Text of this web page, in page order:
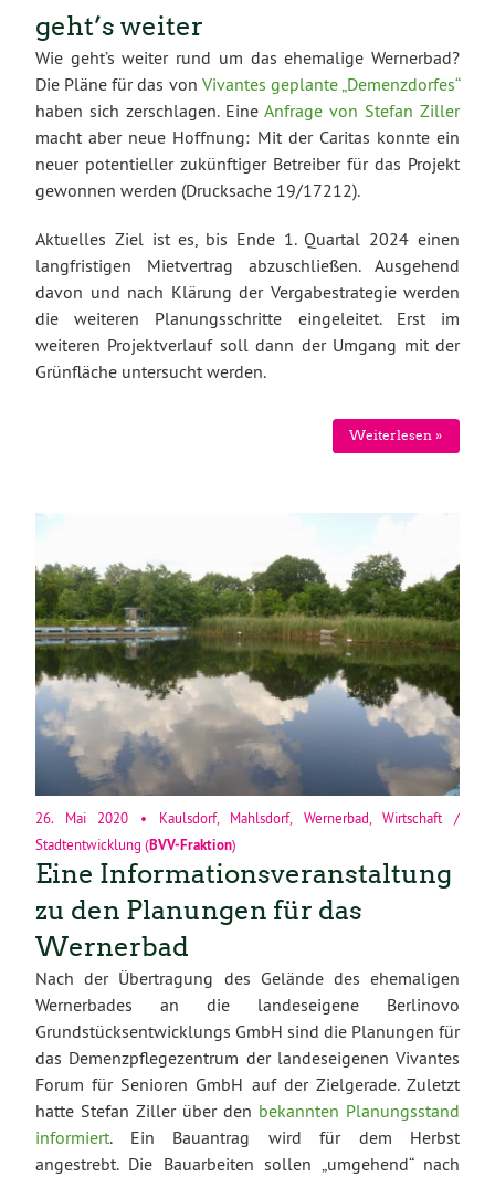
geht’s weiter
Wie geht’s weiter rund um das ehemalige Wernerbad?
Die Pläne für das von Vivantes geplante „Demenzdorfes“
haben sich zerschlagen. Eine Anfrage von Stefan Ziller
macht aber neue Hoffnung: Mit der Caritas konnte ein
neuer potentieller zukünftiger Betreiber für das Projekt
gewonnen werden (Drucksache 19/17212).
Aktuelles Ziel ist es, bis Ende 1. Quartal 2024 einen
langfristigen Mietvertrag abzuschließen. Ausgehend
davon und nach Klärung der Vergabestrategie werden
die weiteren Planungsschritte eingeleitet. Erst im
weiteren Projektverlauf soll dann der Umgang mit der
Grünfläche untersucht werden.
Weiterlesen »
26. Mai 2020 • Kaulsdorf, Mahlsdorf, Wernerbad ,Wirtschaft /
Stadtentwicklung (BVV-Fraktion)
Eine Informationsveranstaltung
zu den Planungen für das
Wernerbad
Nach der Übertragung des Gelände des ehemaligen
Wernerbades an die landeseigene Berlinovo
Grundstücksentwicklungs GmbH sind die Planungen für
das Demenzpflegezentrum der landeseigenen Vivantes
Forum für Senioren GmbH auf der Zielgerade. Zuletzt
hatte Stefan Ziller über den bekannten Planungsstand
informiert. Ein Bauantrag wird für dem Herbst
angestrebt. Die Bauarbeiten sollen „umgehend“ nach